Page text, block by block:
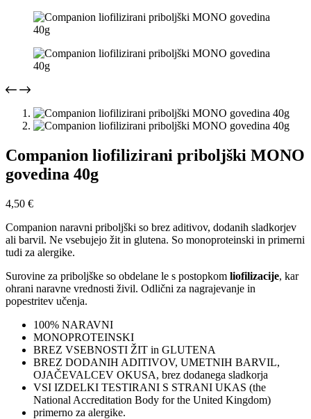
Companion liofilizirani priboljški MONO
govedina 40g
4,50 €
Companion naravni priboljški so brez aditivov, dodanih sladkorjev
ali barvil. Ne vsebujejo žit in glutena. So monoproteinski in primerni
tudi za alergike.
Surovine za priboljške so obdelane le s postopkom liofilizacije, kar
ohrani naravne vrednosti živil. Odlični za nagrajevanje in
popestritev učenja.
100% NARAVNI
MONOPROTEINSKI
BREZ VSEBNOSTI ŽIT in GLUTENA
BREZ DODANIH ADITIVOV, UMETNIH BARVIL,
OJAČEVALCEV OKUSA, brez dodanega sladkorja
VSI IZDELKI TESTIRANI S STRANI UKAS (the
National Accreditation Body for the United Kingdom)
primerno za alergike.